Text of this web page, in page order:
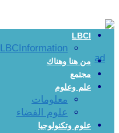
LBCI
LBCInformation
من هنا وهناك
مجتمع
علم وعلوم
معلومات
علوم الفضاء
علوم وتكنولوجيا